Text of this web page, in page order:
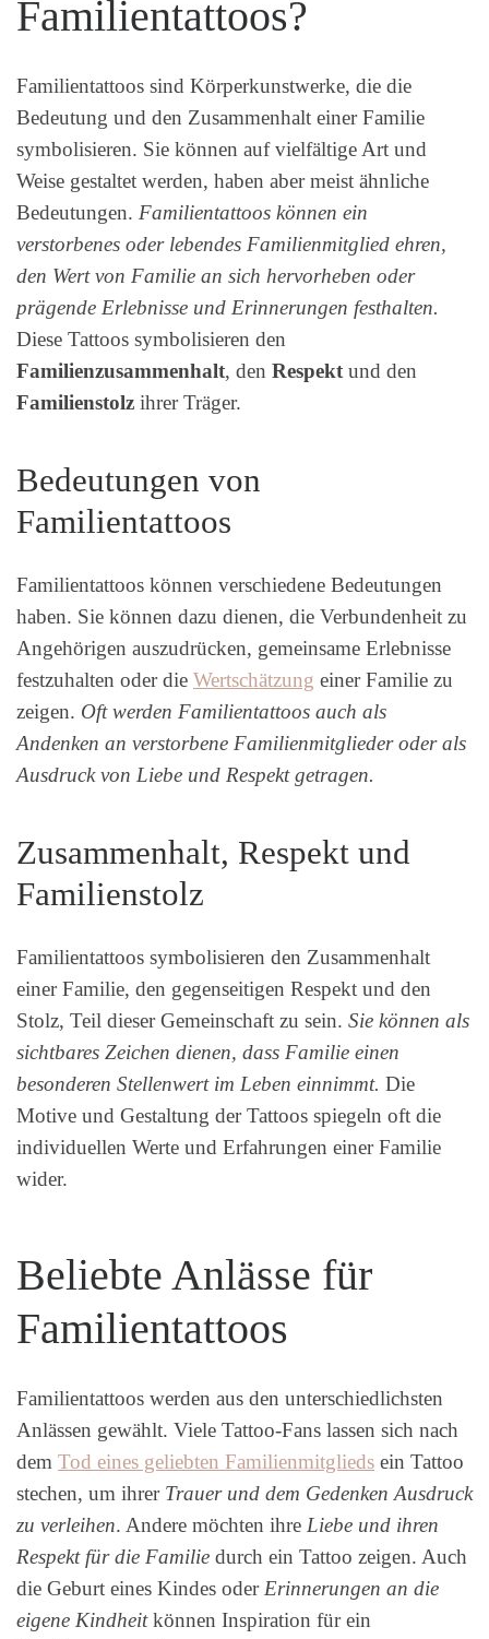
Familientattoos?
Familientattoos sind Körperkunstwerke, die die
Bedeutung und den Zusammenhalt einer Familie
symbolisieren. Sie können auf vielfältige Art und
Weise gestaltet werden, haben aber meist ähnliche
Bedeutungen. Familientattoos können ein
verstorbenes oder lebendes Familienmitglied ehren,
den Wert von Familie an sich hervorheben oder
prägende Erlebnisse und Erinnerungen festhalten.
Diese Tattoos symbolisieren den
Familienzusammenhalt, den Respekt und den
Familienstolz ihrer Träger.
Bedeutungen von
Familientattoos
Familientattoos können verschiedene Bedeutungen
haben. Sie können dazu dienen, die Verbundenheit zu
Angehörigen auszudrücken, gemeinsame Erlebnisse
festzuhalten oder die Wertschätzung einer Familie zu
zeigen. Oft werden Familientattoos auch als
Andenken an verstorbene Familienmitglieder oder als
Ausdruck von Liebe und Respekt getragen.
Zusammenhalt, Respekt und
Familienstolz
Familientattoos symbolisieren den Zusammenhalt
einer Familie, den gegenseitigen Respekt und den
Stolz, Teil dieser Gemeinschaft zu sein. Sie können als
sichtbares Zeichen dienen, dass Familie einen
besonderen Stellenwert im Leben einnimmt. Die
Motive und Gestaltung der Tattoos spiegeln oft die
individuellen Werte und Erfahrungen einer Familie
wider.
Beliebte Anlässe für
Familientattoos
Familientattoos werden aus den unterschiedlichsten
Anlässen gewählt. Viele Tattoo-Fans lassen sich nach
dem Tod eines geliebten Familienmitglieds ein Tattoo
stechen, um ihrer Trauer und dem Gedenken Ausdruck
zu verleihen. Andere möchten ihre Liebe und ihren
Respekt für die Familie durch ein Tattoo zeigen. Auch
die Geburt eines Kindes oder Erinnerungen an die
eigene Kindheitkönnen Inspiration für ein